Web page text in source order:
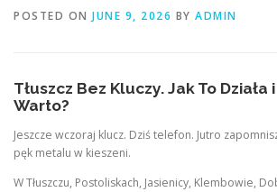
POSTED ON JUNE 9, 2026 BY ADMIN
Tłuszcz Bez Kluczy. Jak To
Warto?
Jeszcze wczoraj klucz. Dziś telefon. Jutro
pęk metalu w kieszeni.
W Tłuszczu, Postoliskach, Jasienicy, Klembowie,